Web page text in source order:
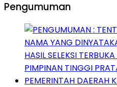
Pengumuman